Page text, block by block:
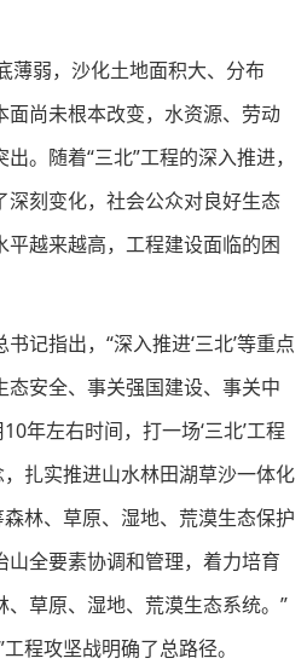
薄弱，沙化土地面积大、分布
尚未根本改变，水资源、劳动
。随着“三北”工程的深入推进，
刻变化，社会公众对良好生态
越来越高，工程建设面临的困
记指出，“深入推进‘三北’等重点
安全、事关强国建设、事关中
年左右时间，打一场‘三北’工程
扎实推进山水林田湖草沙一体化
林、草原、湿地、荒漠生态保护
全要素协调和管理，着力培育
草原、湿地、荒漠生态系统。”
程攻坚战明确了总路径。